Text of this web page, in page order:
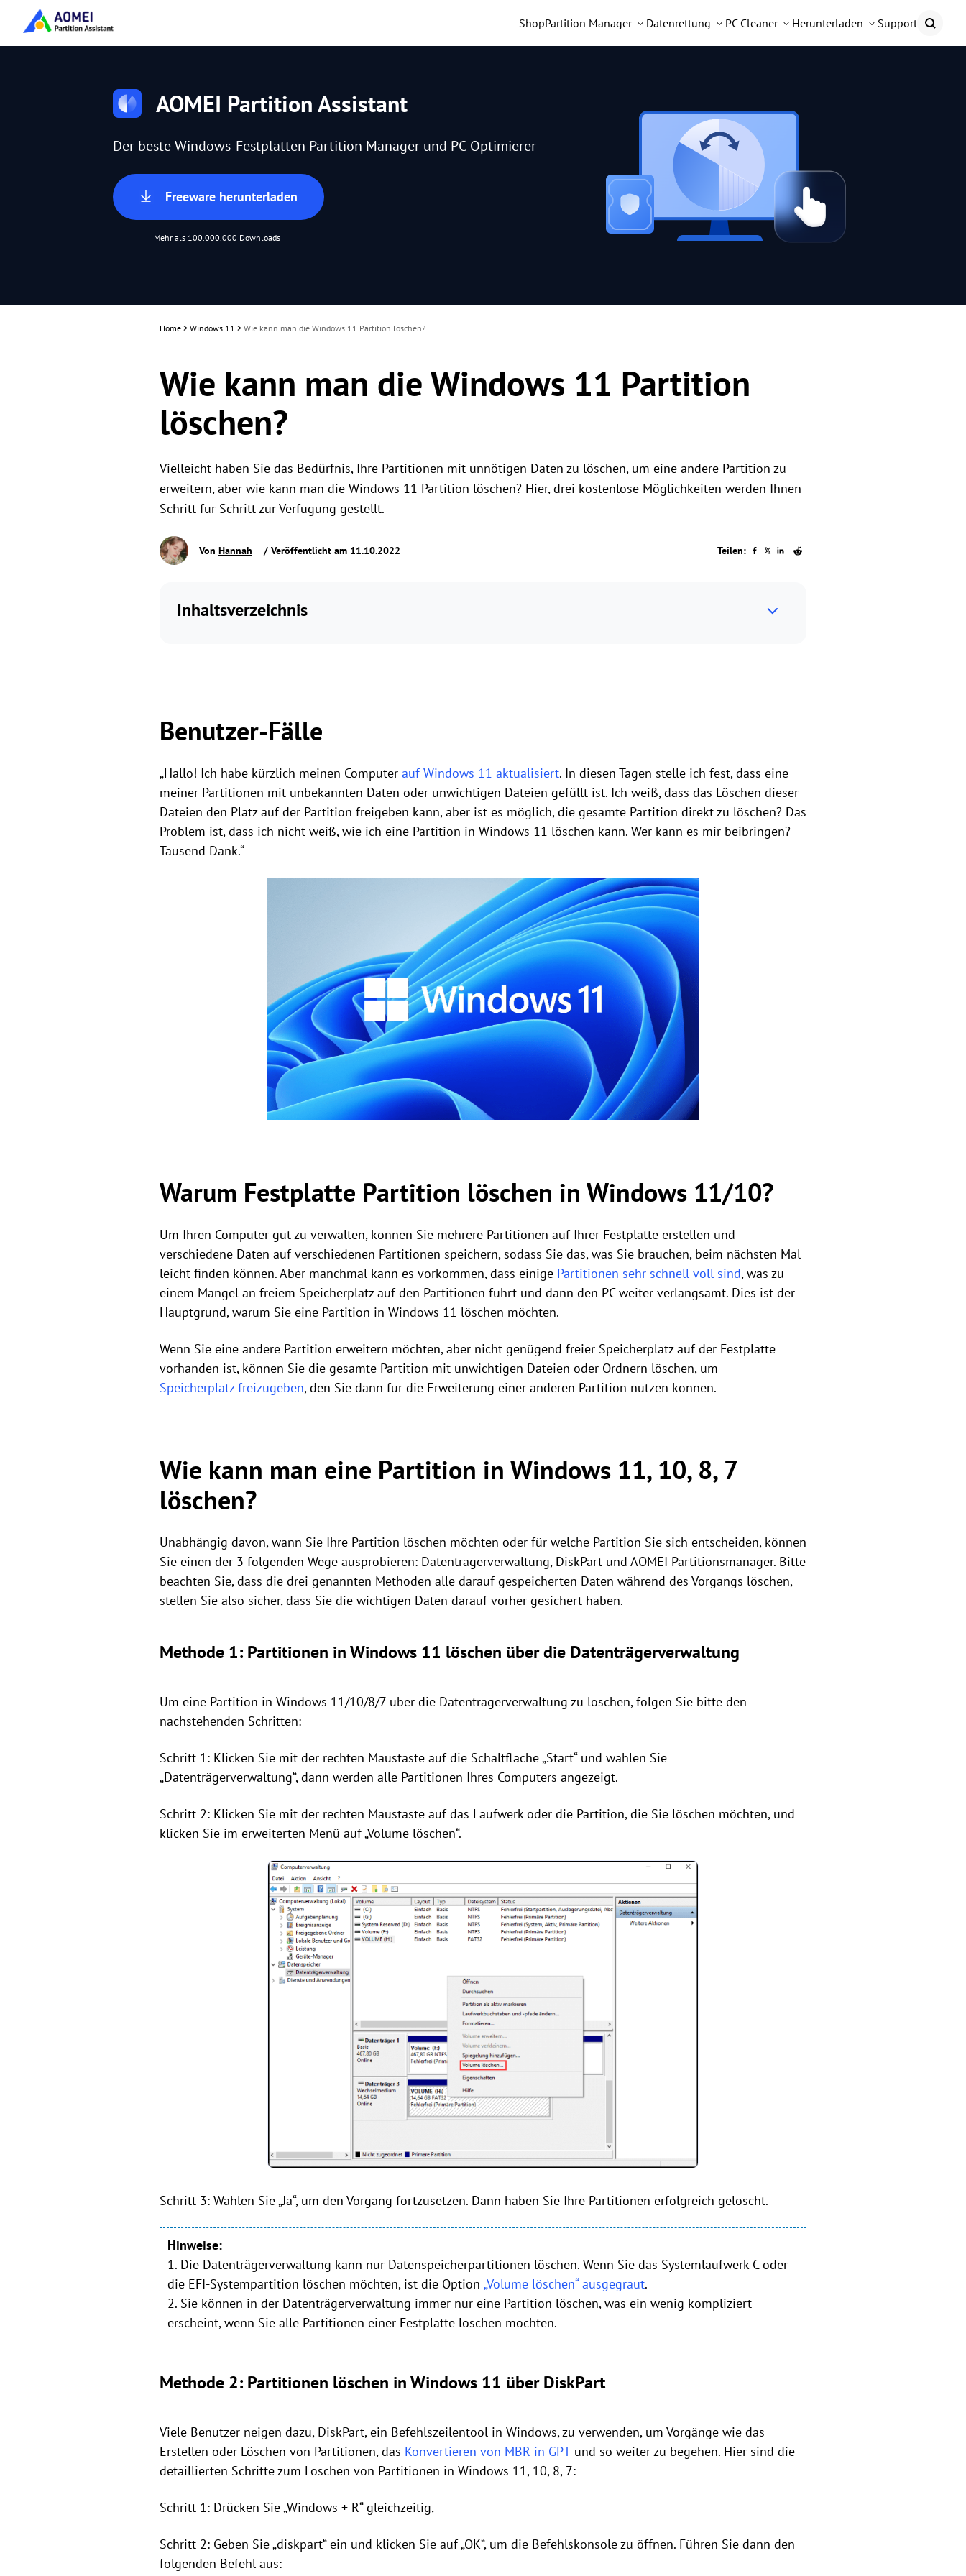
ShopPartition Manager Datenrettung PC Cleaner Herunterladen Support
AOMEI Partition Assistant
Der beste Windows-Festplatten Partition Manager und PC-Optimierer
Freeware herunterladen
Mehr als 100.000.000 Downloads
Home > Windows 11 > Wie kann man die Windows 11 Partition löschen?
Wie kann man die Windows 11 Partition
löschen?
Vielleicht haben Sie das Bedürfnis, Ihre Partitionen mit unnötigen Daten zu löschen, um eine andere Partition zu
erweitern, aber wie kann man die Windows 11 Partition löschen? Hier, drei kostenlose Möglichkeiten werden Ihnen
Schritt für Schritt zur Verfügung gestellt.
Von Hannah / Veröffentlicht am 11.10.2022 Teilen:
Inhaltsverzeichnis
Benutzer-Fälle
„Hallo! Ich habe kürzlich meinen Computer auf Windows 11 aktualisiert. In diesen Tagen stelle ich fest, dass eine
meiner Partitionen mit unbekannten Daten oder unwichtigen Dateien gefüllt ist. Ich weiß, dass das Löschen dieser
Dateien den Platz auf der Partition freigeben kann, aber ist es möglich, die gesamte Partition direkt zu löschen? Das
Problem ist, dass ich nicht weiß, wie ich eine Partition in Windows 11 löschen kann. Wer kann es mir beibringen?
Tausend Dank.“
Warum Festplatte Partition löschen in Windows 11/10?
Um Ihren Computer gut zu verwalten, können Sie mehrere Partitionen auf Ihrer Festplatte erstellen und
verschiedene Daten auf verschiedenen Partitionen speichern, sodass Sie das, was Sie brauchen, beim nächsten Mal
leicht finden können. Aber manchmal kann es vorkommen, dass einige Partitionen sehr schnell voll sind, was zu
einem Mangel an freiem Speicherplatz auf den Partitionen führt und dann den PC weiter verlangsamt. Dies ist der
Hauptgrund, warum Sie eine Partition in Windows 11 löschen möchten.
Wenn Sie eine andere Partition erweitern möchten, aber nicht genügend freier Speicherplatz auf der Festplatte
vorhanden ist, können Sie die gesamte Partition mit unwichtigen Dateien oder Ordnern löschen, um
Speicherplatz freizugeben, den Sie dann für die Erweiterung einer anderen Partition nutzen können.
Wie kann man eine Partition in Windows 11, 10, 8, 7
löschen?
Unabhängig davon, wann Sie Ihre Partition löschen möchten oder für welche Partition Sie sich entscheiden, können
Sie einen der 3 folgenden Wege ausprobieren: Datenträgerverwaltung, DiskPart und AOMEI Partitionsmanager. Bitte
beachten Sie, dass die drei genannten Methoden alle darauf gespeicherten Daten während des Vorgangs löschen,
stellen Sie also sicher, dass Sie die wichtigen Daten darauf vorher gesichert haben.
Methode 1: Partitionen in Windows 11 löschen über die Datenträgerverwaltung
Um eine Partition in Windows 11/10/8/7 über die Datenträgerverwaltung zu löschen, folgen Sie bitte den
nachstehenden Schritten:
Schritt 1: Klicken Sie mit der rechten Maustaste auf die Schaltfläche „Start“ und wählen Sie
„Datenträgerverwaltung“, dann werden alle Partitionen Ihres Computers angezeigt.
Schritt 2: Klicken Sie mit der rechten Maustaste auf das Laufwerk oder die Partition, die Sie löschen möchten, und
klicken Sie im erweiterten Menü auf „Volume löschen“.
Schritt 3: Wählen Sie „Ja“, um den Vorgang fortzusetzen. Dann haben Sie Ihre Partitionen erfolgreich gelöscht.
Hinweise:
1. Die Datenträgerverwaltung kann nur Datenspeicherpartitionen löschen. Wenn Sie das Systemlaufwerk C oder
die EFI-Systempartition löschen möchten, ist die Option „Volume löschen“ ausgegraut.
2. Sie können in der Datenträgerverwaltung immer nur eine Partition löschen, was ein wenig kompliziert
erscheint, wenn Sie alle Partitionen einer Festplatte löschen möchten.
Methode 2: Partitionen löschen in Windows 11 über DiskPart
Viele Benutzer neigen dazu, DiskPart, ein Befehlszeilentool in Windows, zu verwenden, um Vorgänge wie das
Erstellen oder Löschen von Partitionen, das Konvertieren von MBR in GPT und so weiter zu begehen. Hier sind die
detaillierten Schritte zum Löschen von Partitionen in Windows 11, 10, 8, 7:
Schritt 1: Drücken Sie „Windows + R“ gleichzeitig,
Schritt 2: Geben Sie „diskpart“ ein und klicken Sie auf „OK“, um die Befehlskonsole zu öffnen. Führen Sie dann den
folgenden Befehl aus: